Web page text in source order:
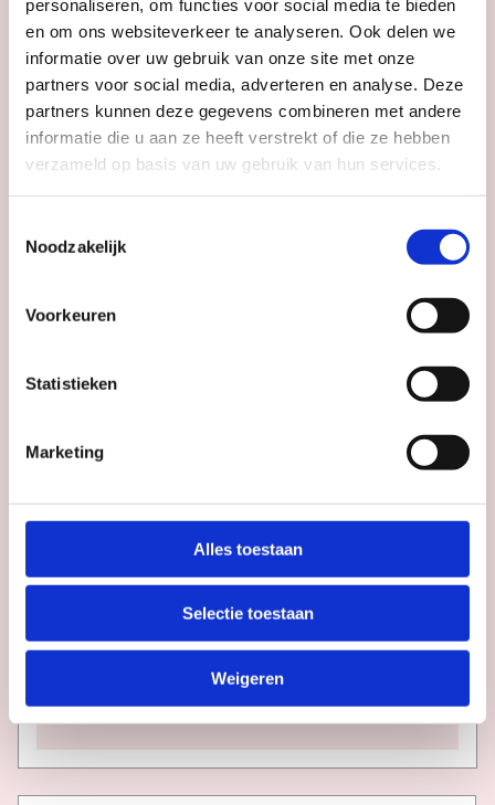
personaliseren, om functies voor social media te bieden
en om ons websiteverkeer te analyseren. Ook delen we
informatie over uw gebruik van onze site met onze
partners voor social media, adverteren en analyse. Deze
partners kunnen deze gegevens combineren met andere
informatie die u aan ze heeft verstrekt of die ze hebben
verzameld op basis van uw gebruik van hun services.
Noodzakelijk
Voorkeuren
Statistieken
Marketing
Alles toestaan
Selectie toestaan
Weigeren
Cinekid Presenteert:
wo 12 aug
Tijd
15:30
RONDLEIDINGEN
Verhaal op Zaal: conservator Zenzy
Museum Catharijneconvent
Datum